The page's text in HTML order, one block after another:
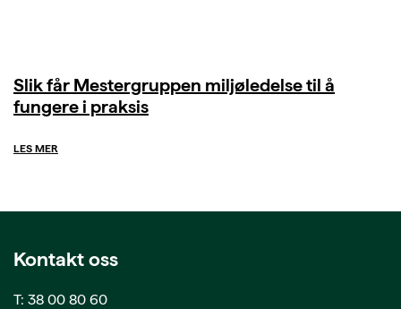
Slik får Mestergruppen miljøledelse til å
fungere i praksis
LES MER
Kontakt oss
T: 38 00 80 60